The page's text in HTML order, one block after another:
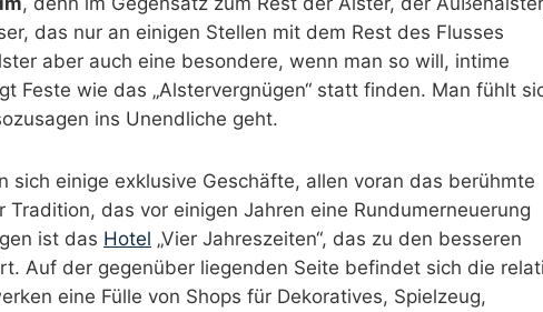
das nur an einigen Stellen mit dem Rest des Flusses
aber auch eine besondere, wenn man so will, intime
Feste wie das „Alstervergnügen“ statt finden. Man fühlt
ins Unendliche geht.
sich einige exklusive Geschäfte, allen voran das berühmte
das vor einigen Jahren eine Rundumerneuerung
ist das Hotel „Vier Jahreszeiten“, das zu den besseren
Auf der gegenüber liegenden Seite befindet sich die
eine Fülle von Shops für Dekoratives, Spielzeug,